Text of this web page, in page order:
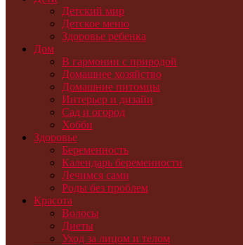
Детский мир
Детское меню
Здоровье ребенка
Дом
В гармонии с природой
Домашнее хозяйство
Домашние питомцы
Интерьер и дизайн
Сад и огород
Хобби
Здоровье
Беременность
Календарь беременности
Лечимся сами
Роды без проблем
Красота
Волосы
Диеты
Уход за лицом и телом